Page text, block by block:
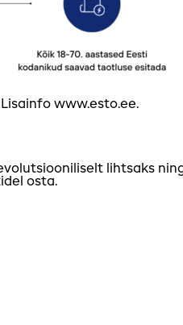
www.esto.ee.
lihtsaks ning
osta.